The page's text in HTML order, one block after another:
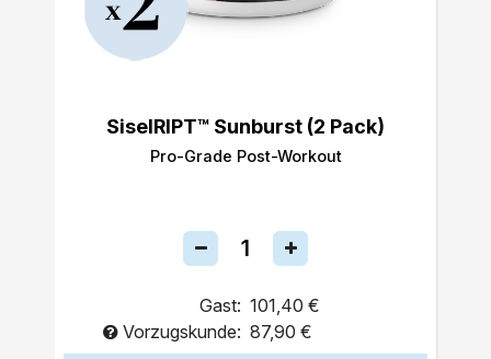
SiselRIPT™ Sunburst (2 Pack)
Pro-Grade Post-Workout
Gast: 101,40 €
Vorzugskunde: 87,90 €